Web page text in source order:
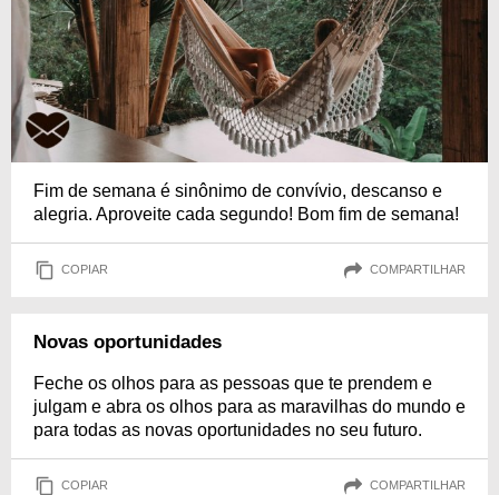
Fim de semana é sinônimo de convívio, descanso e
alegria. Aproveite cada segundo! Bom fim de semana!
COPIAR COMPARTILHAR
Novas oportunidades
Feche os olhos para as pessoas que te prendem e
julgam e abra os olhos para as maravilhas do mundo e
para todas as novas oportunidades no seu futuro.
COPIAR COMPARTILHAR